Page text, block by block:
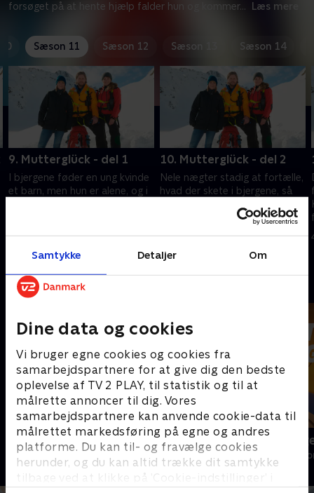
Samtykke Detaljer Om
Dine data og cookies
Vi bruger egne cookies og cookies fra
samarbejdspartnere for at give dig den bedste
oplevelse af TV 2 PLAY, til statistik og til at
målrette annoncer til dig. Vores
samarbejdspartnere kan anvende cookie-data til
målrettet markedsføring på egne og andres
platforme. Du kan til- og fravælge cookies
herunder, og du kan altid trække dit samtykke
tilbage ved at klikke på ’Cookie-indstillinger’ i
forsøget på at hente hjælp falder hun og kommer... Læs mere
Sæson 11 Sæson 12 Sæson 13 Sæson 14
9. Mutterglück - del 1
I bjergene føder en ung kvinde
et barn, men hun er alene, og i
31. maj 2024 • 43 min
10. Mutterglück - del 2
Nele nægter stadig at fortælle,
hvad der skete i bjergene, så
alene om eftersøgningen.
3. juni 2024 • 43 min
Andre så også
Bjerglægen
Drama • 18 sæsoner
Luftens
Drama • 3